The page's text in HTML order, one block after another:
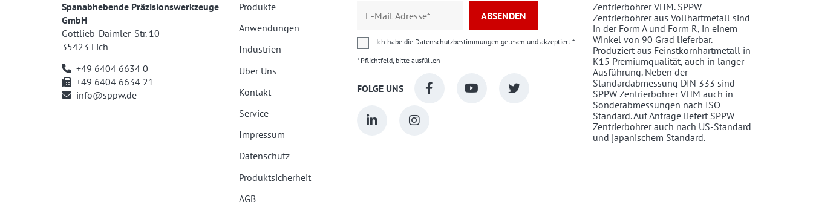
Spanabhebende Präzisionswerkzeuge
GmbH
Gottlieb-Daimler-Str. 10
35423 Lich
+49 6404 6634 0
+49 6404 6634 21
info@sppw.de
Produkte
Anwendungen
Industrien
Über Uns
Kontakt
Service
Impressum
Datenschutz
Produktsicherheit
AGB
ABSENDEN
Ich habe die Datenschutzbestimmungen gelesen und akzeptiert.*
* Pflichtfeld, bitte ausfüllen
FOLGE UNS
Zentrierbohrer VHM. SPPW
Zentrierbohrer aus Vollhartmetall sind
in der Form A und Form R, in einem
Winkel von 90 Grad lieferbar.
Produziert aus Feinstkornhartmetall in
K15 Premiumqualität, auch in langer
Ausführung. Neben der
Standardabmessung DIN 333 sind
SPPW Zentrierbohrer VHM auch in
Sonderabmessungen nach ISO
Standard. Auf Anfrage liefert SPPW
Zentrierbohrer auch nach US-Standard
und japanischem Standard.